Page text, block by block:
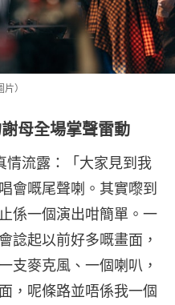
）
母全場掌聲雷動
情流露：「大家見到我
會嘅尾聲喇。其實嚟到
係一個演出咁簡單。一
諗起以前好多嘅畫面，
支麥克風、一個喇叭，
，呢條路並唔係我一個